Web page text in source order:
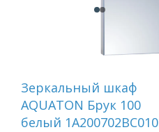
Зеркальный шкаф
AQUATON Брук 100
белый 1A200702BC010